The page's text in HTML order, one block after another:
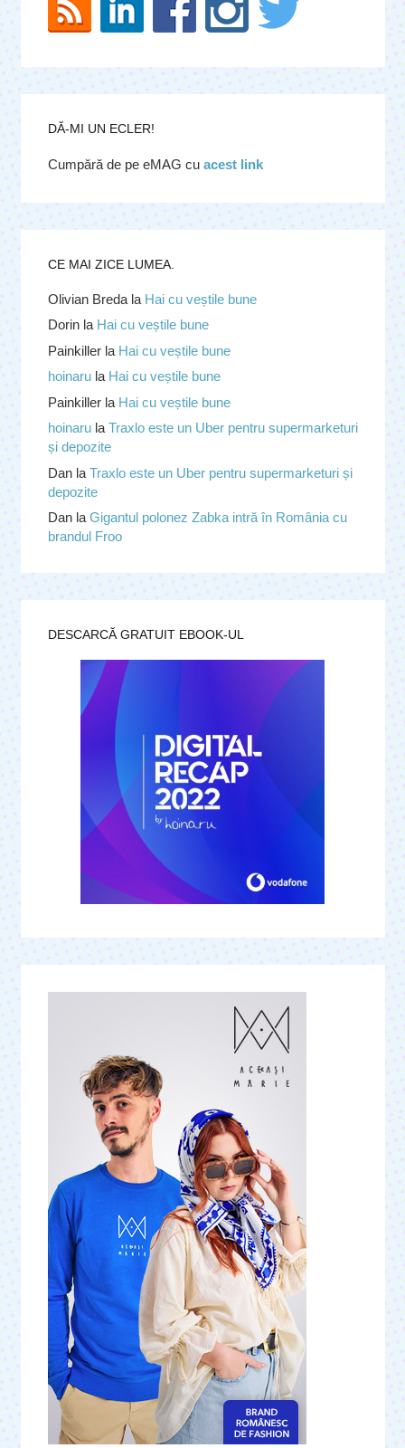
DĂ-MI UN ECLER!
Cumpără de pe eMAG cu acest link
CE MAI ZICE LUMEA.
Olivian Bredala Hai cu veștile bune
Dorinla Hai cu veștile bune
Painkillerla Hai cu veștile bune
hoinarula Hai cu veștile bune
Painkillerla Hai cu veștile bune
hoinarula Traxlo este un Uber pentru supermarketuri
și depozite
Danla Traxlo este un Uber pentru supermarketuri și
depozite
Danla Gigantul polonez Zabka intră în România cu
brandul Froo
DESCARCĂ GRATUIT EBOOK-UL